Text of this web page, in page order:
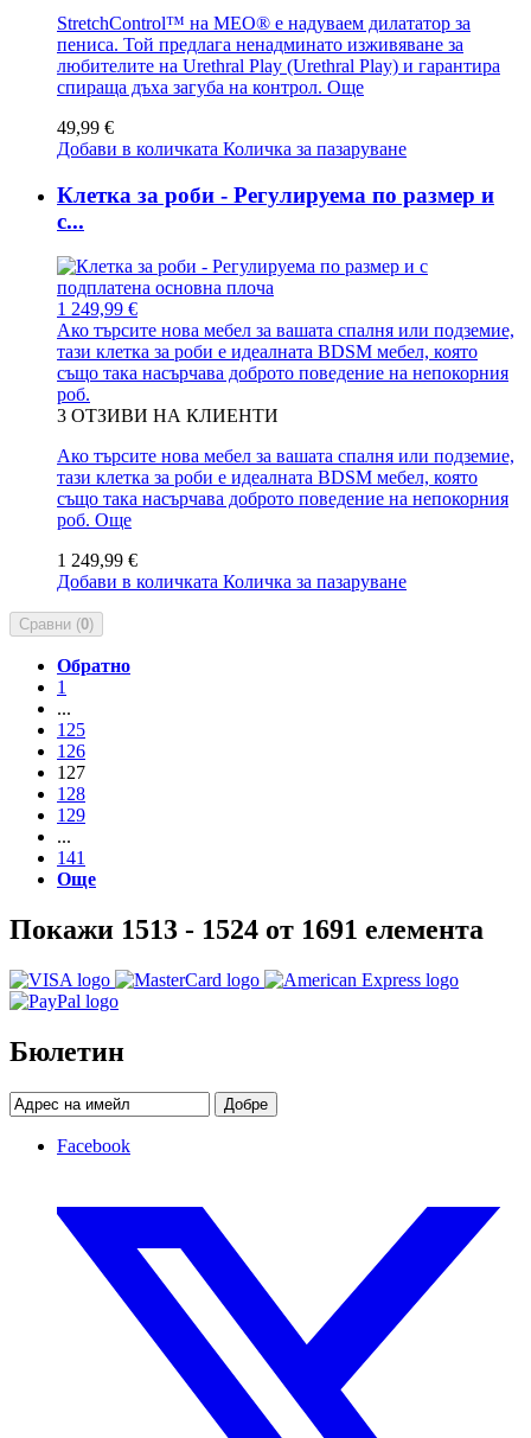
StretchControl™ на MEO® е надуваем дилататор за
пениса. Той предлага ненадминато изживяване за
любителите на Urethral Play (Urethral Play) и гарантира
спираща дъха загуба на контрол. Още
49,99 €
Добави в количката Количка за пазаруване
Клетка за роби - Регулируема по размер и
с...
1 249,99 €
Ако търсите нова мебел за вашата спалня или подземие,
тази клетка за роби е идеалната BDSM мебел, която
също така насърчава доброто поведение на непокорния
роб.
3 ОТЗИВИ НА КЛИЕНТИ
Ако търсите нова мебел за вашата спалня или подземие,
тази клетка за роби е идеалната BDSM мебел, която
също така насърчава доброто поведение на непокорния
роб. Още
1 249,99 €
Добави в количката Количка за пазаруване
Сравни (0)
Обратно
1
...
125
126
127
128
129
...
141
Още
Покажи 1513 - 1524 от 1691 елемента
Бюлетин
Добре
Facebook